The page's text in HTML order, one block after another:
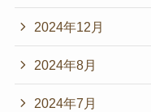
2024年12月
2024年8月
2024年7月